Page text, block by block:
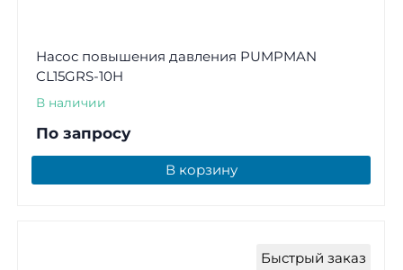
Насос повышения давления PUMPMAN
CL15GRS-10H
В наличии
По запросу
В корзину
Быстрый заказ